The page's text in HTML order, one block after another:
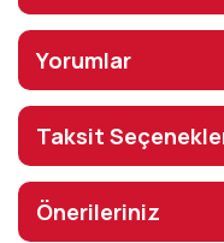
Yorumlar
Taksit
Önerileriniz